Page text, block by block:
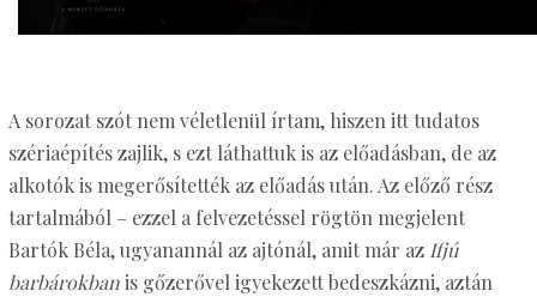
A sorozat szót nem véletlenül írtam, hiszen itt tudatos
szériaépítés zajlik, s ezt láthattuk is az előadásban, de az
alkotók is megerősítették az előadás után. Az előző rész
tartalmából – ezzel a felvezetéssel rögtön megjelent
Bartók Béla, ugyanannál az ajtónál, amit már az Ifjú
barbárokbanis gőzerővel igyekezett bedeszkázni, aztán